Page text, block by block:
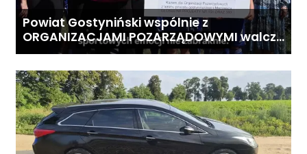
Powiat Gostyniński wspólnie z
ORGANIZACJAMI POZARZĄDOWYMI walczą
o środki z Budżetu Obywatelskiego
terenu!